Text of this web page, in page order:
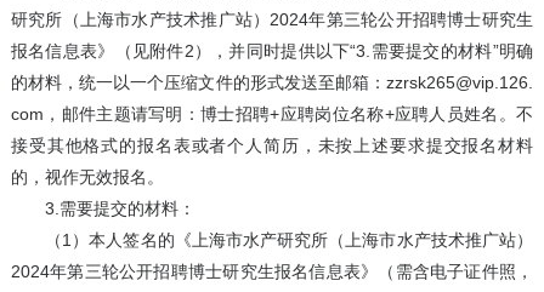
研究所（上海市水产技术推广站）2024年第三轮公开招聘博士研究生
报名信息表》（见附件2），并同时提供以下“3.需要提交的材料”明确
的材料，统一以一个压缩文件的形式发送至邮箱：zzrsk265@vip.126.
com，邮件主题请写明：博士招聘+应聘岗位名称+应聘人员姓名。不
接受其他格式的报名表或者个人简历，未按上述要求提交报名材料
的，视作无效报名。
3.需要提交的材料：
（1）本人签名的《上海市水产研究所（上海市水产技术推广站）
2024年第三轮公开招聘博士研究生报名信息表》（需含电子证件照，